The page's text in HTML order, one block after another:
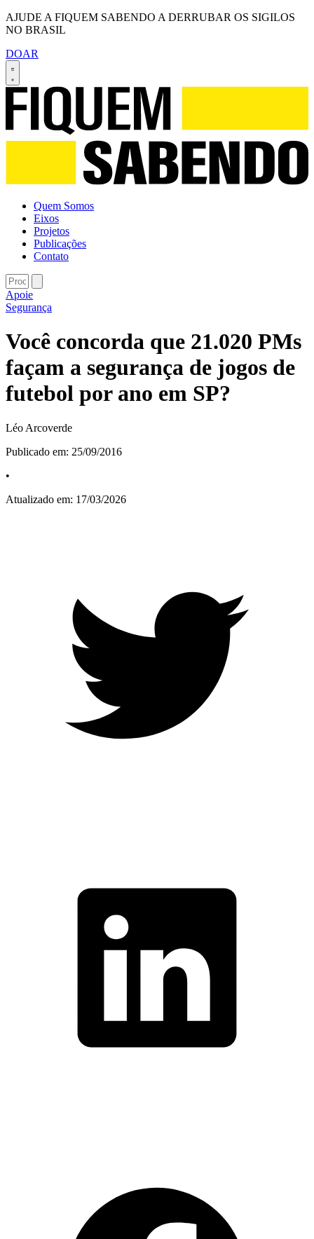
AJUDE A FIQUEM SABENDO A DERRUBAR OS SIGILOS
NO BRASIL
DOAR
Quem Somos
Eixos
Projetos
Publicações
Contato
Apoie
Segurança
Você concorda que 21.020 PMs
façam a segurança de jogos de
futebol por ano em SP?
Léo Arcoverde
Publicado em: 25/09/2016
•
Atualizado em: 17/03/2026